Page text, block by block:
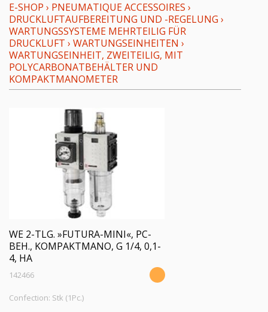
E-SHOP › PNEUMATIQUE ACCESSOIRES ›
DRUCKLUFTAUFBEREITUNG UND -REGELUNG ›
WARTUNGSSYSTEME MEHRTEILIG FÜR
DRUCKLUFT › WARTUNGSEINHEITEN ›
WARTUNGSEINHEIT, ZWEITEILIG, MIT
POLYCARBONATBEHÄLTER UND
KOMPAKTMANOMETER
WE 2-TLG. »FUTURA-MINI«, PC-
BEH., KOMPAKTMANO, G 1/4, 0,1-
4, HA
142466
Confection: Stk (1Pc.)